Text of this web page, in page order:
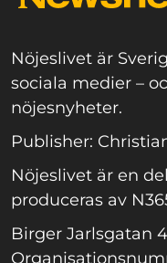
Nöjeslivet är
sociala medier –
nöjesnyheter.
Publisher:
Nöjeslivet är en
produceras av
Birger Jarlsgatan